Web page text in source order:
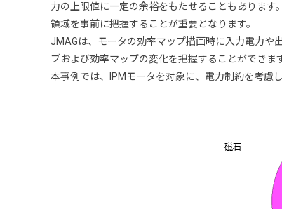
力の上限値に一定の余裕をもたせることもありま
領域を事前に把握することが重要となります。
JMAGは、モータの効率マップ描画時に入力電力や
ブおよび効率マップの変化を把握することができます
本事例では、IPMモータを対象に、電力制約を考慮